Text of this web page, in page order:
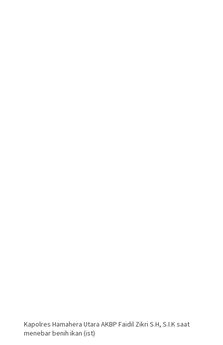
Kapolres Hamahera Utara AKBP Faidil Zikri S.H, S.I.K saat
menebar benih ikan (ist)